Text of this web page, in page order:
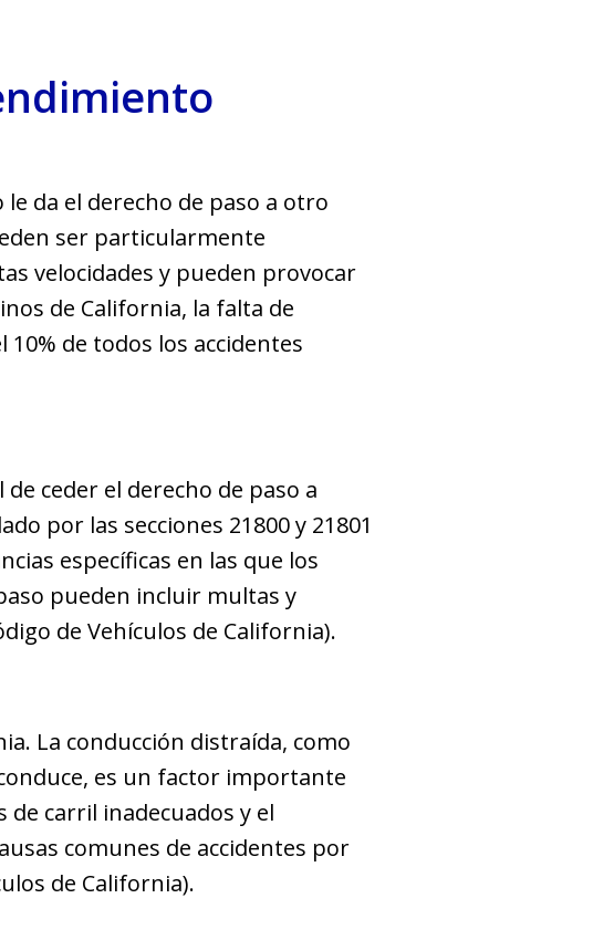
da el derecho de paso a otro
ser particularmente
velocidades y pueden provocar
de California, la falta de
de todos los accidentes
ceder el derecho de paso a
por las secciones 21800 y 21801
específicas en las que los
pueden incluir multas y
de Vehículos de California).
La conducción distraída, como
es un factor importante
de carril inadecuados y el
comunes de accidentes por
de California).